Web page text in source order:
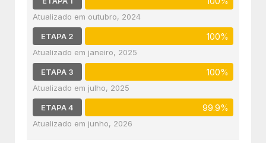
outubro, 2024
ETAPA 2 100%
janeiro, 2025
ETAPA 3 100%
julho, 2025
ETAPA 4 99.9%
junho, 2026